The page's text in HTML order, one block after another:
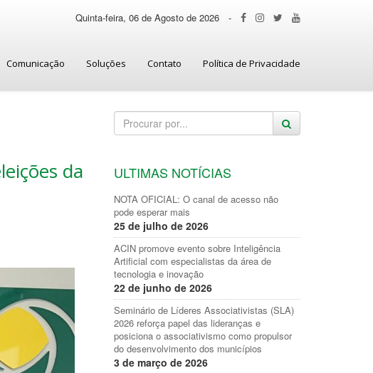
Quinta-feira, 06 de Agosto de 2026 -
Comunicação Soluções Contato Política de Privacidade
da ULTIMAS NOTÍCIAS
NOTA OFICIAL: O canal de acesso não
pode esperar mais
25 de julho de 2026
ACIN promove evento sobre Inteligência
Artificial com especialistas da área de
tecnologia e inovação
22 de junho de 2026
Seminário de Líderes Associativistas (SLA)
2026 reforça papel das lideranças e
posiciona o associativismo como propulsor
do desenvolvimento dos municípios
3 de março de 2026